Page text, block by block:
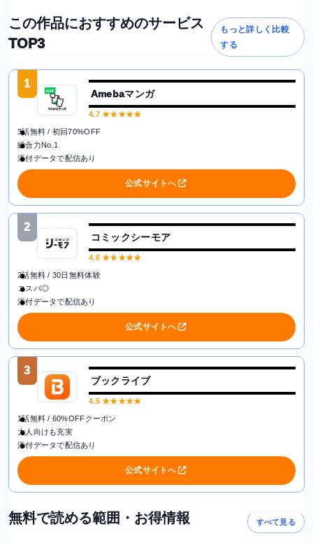
この作品におすすめのサービス
TOP3
もっと詳しく比較
する
1
Amebaマンガ
4.7★★★★★
3話無料 / 初回70%OFF
総合力No.1
添付データで配信あり
公式サイトへ
2
コミックシーモア
4.6★★★★★
2話無料 / 30日無料体験
コスパ◎
添付データで配信あり
公式サイトへ
3
ブックライブ
4.5★★★★★
1話無料 / 60%OFFクーポン
大人向けも充実
添付データで配信あり
公式サイトへ
無料で読める範囲・お得情報 すべて見る